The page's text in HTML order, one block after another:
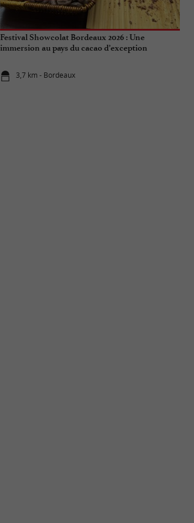
Festival Showcolat Bordeaux 2026 : Une
immersion au pays du cacao d’exception
3,7 km - Bordeaux